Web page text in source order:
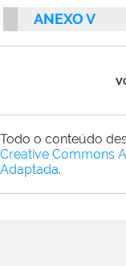
ANEXO V
Todo o conteúdo
Creative Commons
Adaptada.